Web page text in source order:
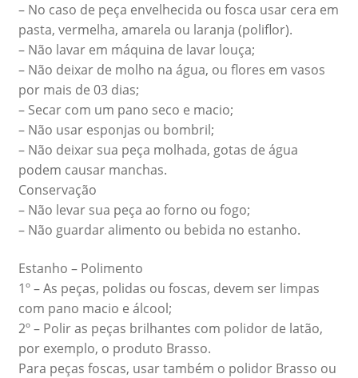
– No caso de peça envelhecida ou fosca usar cera em
pasta, vermelha, amarela ou laranja (poliflor).
– Não lavar em máquina de lavar louça;
– Não deixar de molho na água, ou flores em vasos
por mais de 03 dias;
– Secar com um pano seco e macio;
– Não usar esponjas ou bombril;
– Não deixar sua peça molhada, gotas de água
podem causar manchas.
Conservação
– Não levar sua peça ao forno ou fogo;
– Não guardar alimento ou bebida no estanho.
Estanho – Polimento
1º – As peças, polidas ou foscas, devem ser limpas
com pano macio e álcool;
2º – Polir as peças brilhantes com polidor de latão,
por exemplo, o produto Brasso.
Para peças foscas, usar também o polidor Brasso ou